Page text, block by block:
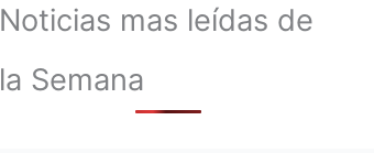
Noticias mas leídas de
la Semana